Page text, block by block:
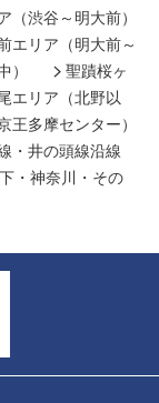
（渋谷～明大前）
エリア（明大前～
）
聖蹟桜ヶ
エリア（北野以
王多摩センター）
・井の頭線沿線
・神奈川・その